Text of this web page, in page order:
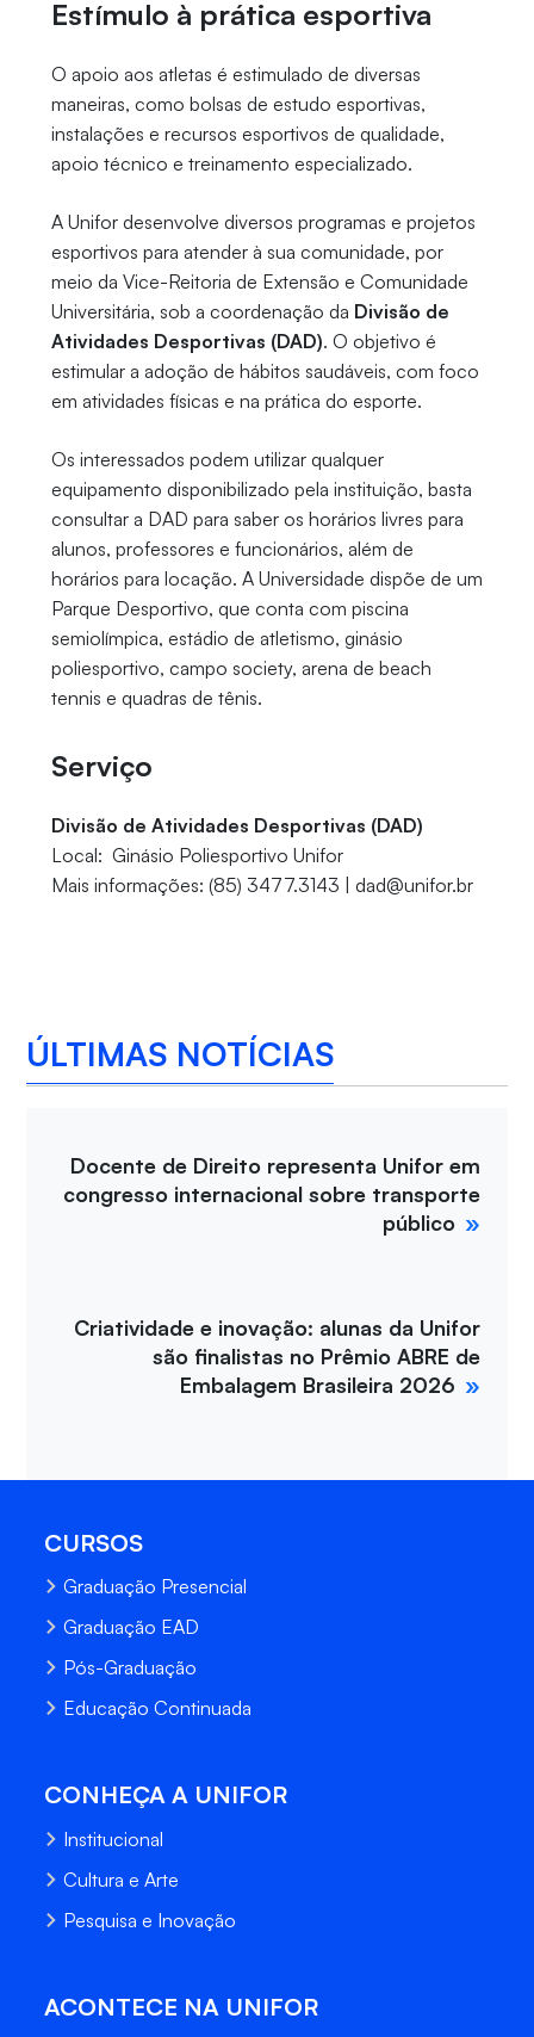
Estímulo à prática esportiva
O apoio aos atletas é estimulado de diversas
maneiras, como bolsas de estudo esportivas,
instalações e recursos esportivos de qualidade,
apoio técnico e treinamento especializado.
A Unifor desenvolve diversos programas e projetos
esportivos para atender à sua comunidade, por
meio da Vice-Reitoria de Extensão e Comunidade
Universitária, sob a coordenação da Divisão de
Atividades Desportivas (DAD). O objetivo é
estimular a adoção de hábitos saudáveis, com foco
em atividades físicas e na prática do esporte.
Os interessados podem utilizar qualquer
equipamento disponibilizado pela instituição, basta
consultar a DAD para saber os horários livres para
alunos, professores e funcionários, além de
horários para locação. A Universidade dispõe de um
Parque Desportivo, que conta com piscina
semiolímpica, estádio de atletismo, ginásio
poliesportivo, campo society, arena de beach
tennis e quadras de tênis.
Serviço
Divisão de Atividades Desportivas (DAD)
Local: Ginásio Poliesportivo Unifor
Mais informações: (85) 3477.3143 | dad@unifor.br
ÚLTIMAS NOTÍCIAS
Docente de Direito representa Unifor em
congresso internacional sobre transporte
público
Criatividade e inovação: alunas da Unifor
são finalistas no Prêmio ABRE de
Embalagem Brasileira 2026
CURSOS
Graduação Presencial
Graduação EAD
Pós-Graduação
Educação Continuada
CONHEÇA A UNIFOR
Institucional
Cultura e Arte
Pesquisa e Inovação
ACONTECE NA UNIFOR